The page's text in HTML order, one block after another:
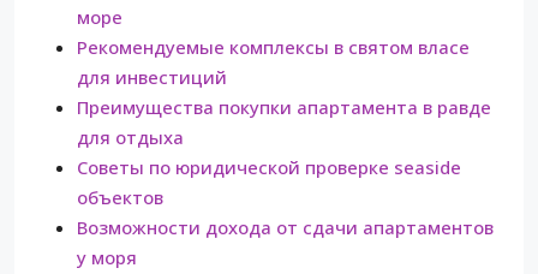
море
Рекомендуемые комплексы в святом власе
для инвестиций
Преимущества покупки апартамента в равде
для отдыха
Советы по юридической проверке seaside
объектов
Возможности дохода от сдачи апартаментов
у моря